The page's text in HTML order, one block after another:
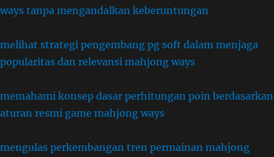
ways tanpa mengandalkan keberuntungan
melihat strategi pengembang pg soft dalam menjaga
popularitas dan relevansi mahjong ways
memahami konsep dasar perhitungan poin berdasarkan
aturan resmi game mahjong ways
mengulas perkembangan tren permainan mahjong